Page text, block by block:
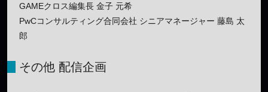
GAMEクロス編集長 金子 元希
PwCコンサルティング合同会社 シニアマネージャー 藤島 太
郎
その他 配信企画